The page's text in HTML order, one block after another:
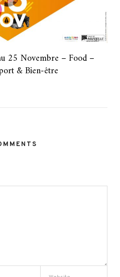
25 Novembre – Food –
& Bien-être